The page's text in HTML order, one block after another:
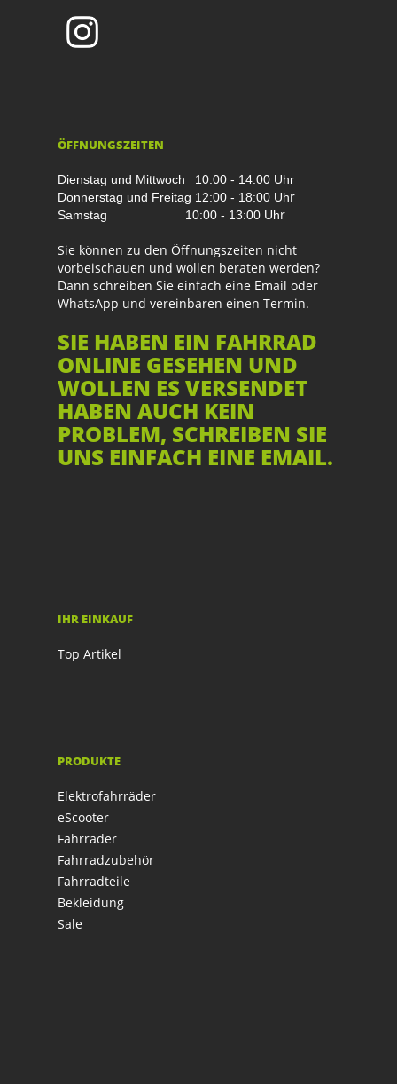
ÖFFNUNGSZEITEN
Dienstag und Mittwoch
10:00 - 14:00 Uhr
Donnerstag und Freitag 12:00 - 18:00 Uhr
Samstag 10:00 - 13:00 Uhr
Sie können zu den Öffnungszeiten nicht
vorbeischauen und wollen beraten werden?
Dann schreiben Sie einfach eine Email oder
WhatsApp und vereinbaren einen Termin.
SIE HABEN EIN FAHRRAD
ONLINE GESEHEN UND
WOLLEN ES VERSENDET
HABEN AUCH KEIN
PROBLEM, SCHREIBEN SIE
UNS EINFACH EINE EMAIL.
IHR EINKAUF
Top Artikel
PRODUKTE
Elektrofahrräder
eScooter
Fahrräder
Fahrradzubehör
Fahrradteile
Bekleidung
Sale